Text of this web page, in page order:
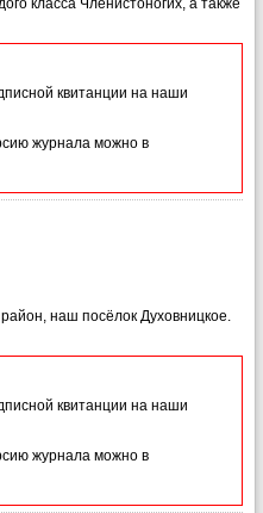
класса Членистоногих, а также
квитанции на наши
журнала можно в
наш посёлок Духовницкое.
квитанции на наши
журнала можно в